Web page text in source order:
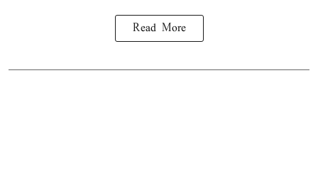
Read More